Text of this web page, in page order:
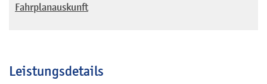
Fahrplanauskunft
Leistungsdetails